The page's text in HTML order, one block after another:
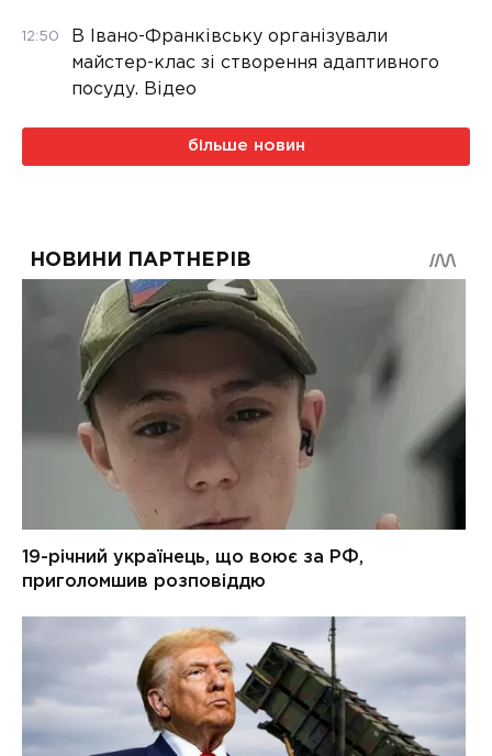
12:50
В Івано-Франківську організували
майстер-клас зі створення адаптивного
посуду. Відео
більше новин